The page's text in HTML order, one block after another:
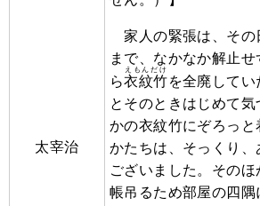
太宰治
家人の緊張は、その
まで、なかなか解止
ら衣紋竹
えもんだけ
を全廃してい
とそのときはじめて気
かの衣紋竹にぞろっと
かたちは、そっくり
ございました。その
帳吊るため部屋の四隅